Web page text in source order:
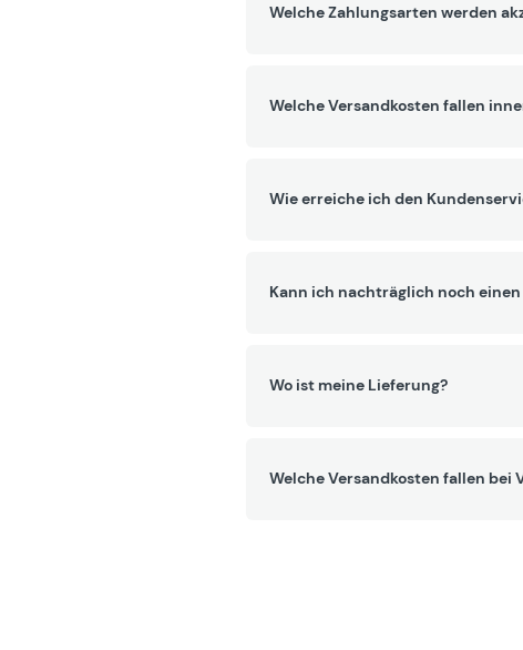
Welche Zahlungsarten werden
Welche Versandkosten fallen
Wie erreiche ich den
Kann ich nachträglich noch
Wo ist meine Lieferung?
Welche Versandkosten fallen bei